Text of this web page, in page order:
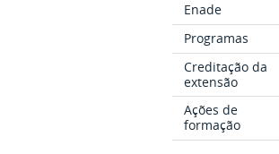
Enade
Programas
Creditação da
extensão
Ações de
formação